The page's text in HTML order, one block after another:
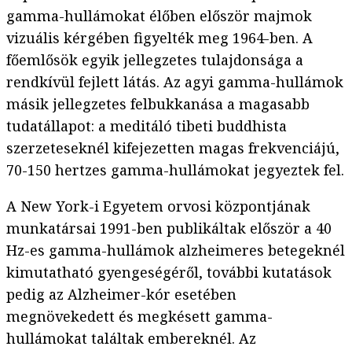
gamma-hullámokat élőben először majmok
vizuális kérgében figyelték meg 1964-ben. A
főemlősök egyik jellegzetes tulajdonsága a
rendkívül fejlett látás. Az agyi gamma-hullámok
másik jellegzetes felbukkanása a magasabb
tudatállapot: a meditáló tibeti buddhista
szerzeteseknél kifejezetten magas frekvenciájú,
70-150 hertzes gamma-hullámokat jegyeztek fel.
A New York-i Egyetem orvosi központjának
munkatársai 1991-ben publikáltak először a 40
Hz-es gamma-hullámok alzheimeres betegeknél
kimutatható gyengeségéről, további kutatások
pedig az Alzheimer-kór esetében
megnövekedett és megkésett gamma-
hullámokat találtak embereknél. Az